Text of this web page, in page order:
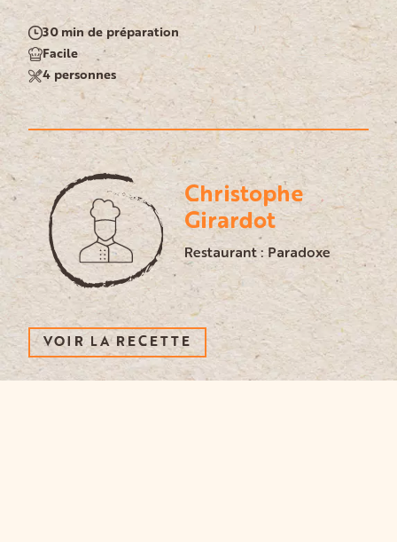
30 min de préparation
Facile
4 personnes
Christophe
Girardot
Restaurant : Paradoxe
VOIR LA RECETTE